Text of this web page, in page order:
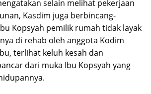
selain melihat pekerjaan
Kasdim juga berbincang-
Kopsyah pemilik rumah tidak layak
di rehab oleh anggota Kodim
terlihat keluh kesah dan
dari muka Ibu Kopsyah yang